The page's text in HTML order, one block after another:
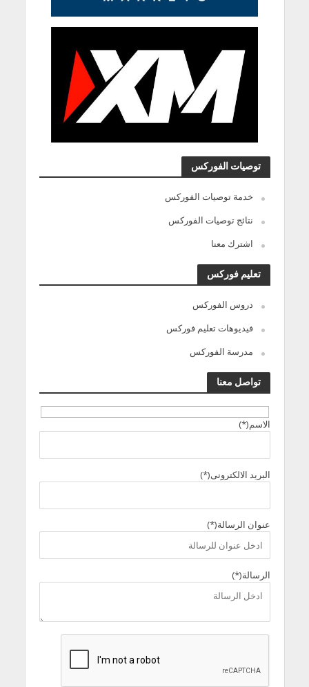
توصيات الفوركس
خدمة توصيات الفوركس
نتائج توصيات الفوركس
اشترك معنا
تعليم فوركس
دروس الفوركس
فيديوهات تعليم فوركس
مدرسة الفوركس
تواصل معنا
الاسم(*)
البريد الالكترونى(*)
عنوان الرسالة(*)
الرسالة(*)